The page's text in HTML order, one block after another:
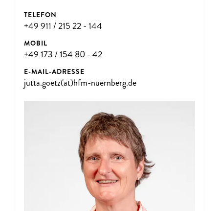
TELEFON
+49 911 / 215 22 - 144
MOBIL
+49 173 / 154 80 - 42
E-MAIL-ADRESSE
jutta.goetz(at)hfm-nuernberg.de